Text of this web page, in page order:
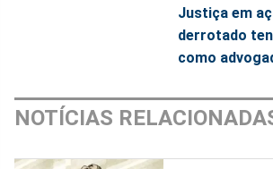
Justiça em
derrotado
como
NOTÍCIAS